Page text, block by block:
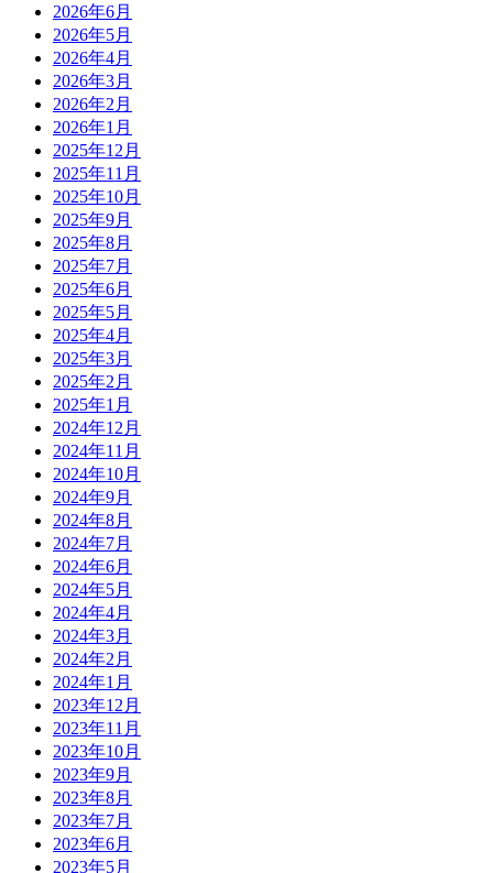
2026年6月
2026年5月
2026年4月
2026年3月
2026年2月
2026年1月
2025年12月
2025年11月
2025年10月
2025年9月
2025年8月
2025年7月
2025年6月
2025年5月
2025年4月
2025年3月
2025年2月
2025年1月
2024年12月
2024年11月
2024年10月
2024年9月
2024年8月
2024年7月
2024年6月
2024年5月
2024年4月
2024年3月
2024年2月
2024年1月
2023年12月
2023年11月
2023年10月
2023年9月
2023年8月
2023年7月
2023年6月
2023年5月